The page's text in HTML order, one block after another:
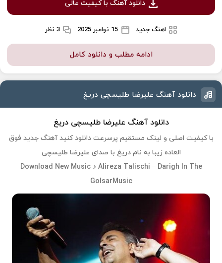
دانلود آهنگ با کیفیت عالی
اهنگ جدید 15 نوامبر 2025 3 نظر
ادامه مطلب و دانلود کامل
دانلود آهنگ علیرضا طلیسچی دریغ
دانلود آهنگ علیرضا طلیسچی دریغ
با کیفیت اصلی و لینک مستقیم پرسرعت دانلود کنید آهنگ جدید فوق
العاده زیبا به نام دریغ با صدای علیرضا طلیسچی
Download New Music ♪ Alireza Talischi – Darigh In The
GolsarMusic